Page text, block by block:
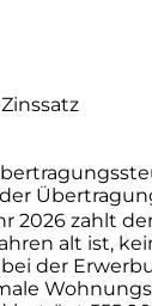
2026 zahlt
alt ist,
der